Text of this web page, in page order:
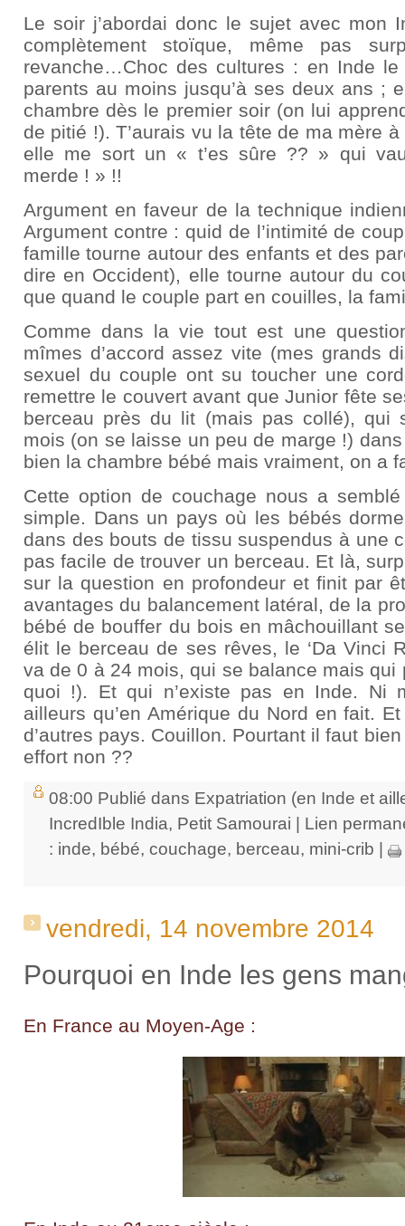
Le soir j’abordai donc le sujet avec mon
complètement stoïque, même pas
revanche…Choc des cultures : en Inde
parents au moins jusqu’à ses deux ans ;
chambre dès le premier soir (on lui
de pitié !). T’aurais vu la tête de ma mère
elle me sort un « t’es sûre ?? » qui
merde ! » !!
Argument en faveur de la technique
Argument contre : quid de l’intimité de
famille tourne autour des enfants et des
dire en Occident), elle tourne autour du
que quand le couple part en couilles, la
Comme dans la vie tout est une
mîmes d’accord assez vite (mes grands
sexuel du couple ont su toucher une
remettre le couvert avant que Junior fête
berceau près du lit (mais pas collé), qui
mois (on se laisse un peu de marge !)
bien la chambre bébé mais vraiment, on a
Cette option de couchage nous a
simple. Dans un pays où les bébés
dans des bouts de tissu suspendus à une
pas facile de trouver un berceau. Et là,
sur la question en profondeur et finit par
avantages du balancement latéral, de la
bébé de bouffer du bois en mâchouillant
élit le berceau de ses rêves, le ‘Da Vinci
va de 0 à 24 mois, qui se balance mais qui
quoi !). Et qui n’existe pas en Inde. Ni
ailleurs qu’en Amérique du Nord en fait.
d’autres pays. Couillon. Pourtant il faut
effort non ??
08:00 Publié dans Expatriation (en Inde et
IncredIble India, Petit Samourai
Lien
: inde, bébé, couchage, berceau, mini-crib
vendredi, 14 novembre 2014
Pourquoi en Inde les gens
En France au Moyen-Age :